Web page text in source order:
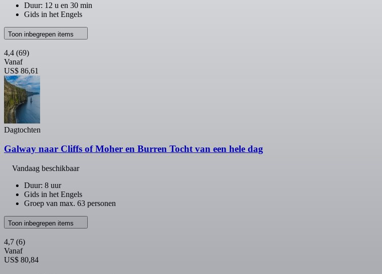
Duur: 12 u en 30 min
Gids in het Engels
Toon inbegrepen items
4,4 (69)
Vanaf
US$ 86,61
Dagtochten
Galway naar Cliffs of Moher en Burren Tocht van een hele dag
Vandaag beschikbaar
Duur: 8 uur
Gids in het Engels
Groep van max. 63 personen
Toon inbegrepen items
4,7 (6)
Vanaf
US$ 80,84